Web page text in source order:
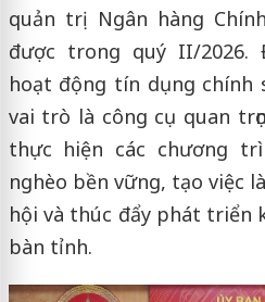
quản trị Ngân hàng
được trong quý II/2026.
hoạt động tín dụng chính
vai trò là công cụ quan
thực hiện các chương
nghèo bền vững, tạo việc
hội và thúc đẩy phát triển
bàn tỉnh.